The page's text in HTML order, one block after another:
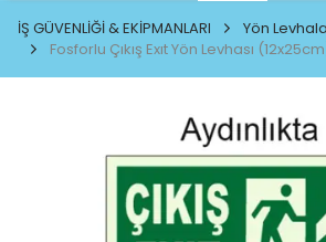
İŞ GÜVENLİĞİ & EKİPMANLARI
Yön
Fosforlu Çıkış Exıt Yön Levhası